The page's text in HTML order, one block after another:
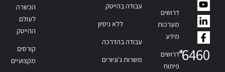
6460
*
דרושים
מערכות
מידע
דרושים
פיתוח
עבודה בהייטק
ללא ניסיון
עבודה בהדרכה
משרות ג'וניורים
הכשרה
לעולם
ההייטק
קורסים
מקצועיים